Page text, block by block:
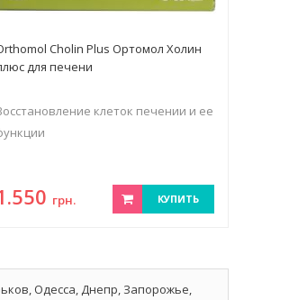
Cholin Plus Ортомол Холин
для печени
клеток печении и ее
грн. КУПИТЬ
Одесса, Днепр, Запорожье,